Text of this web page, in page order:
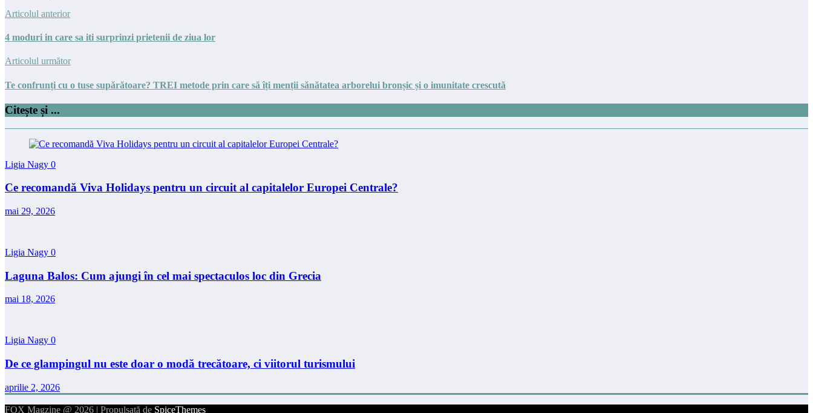
Articolul anterior
4 moduri in care sa iti surprinzi prietenii de ziua lor
Articolul următor
Te confrunți cu o tuse supărătoare? TREI metode prin care să îți menții sănătatea arborelui bronșic și o imunitate crescută
Citește și ...
Ligia Nagy 0
Ce recomandă Viva Holidays pentru un circuit al capitalelor Europei Centrale?
mai 29, 2026
Ligia Nagy 0
Laguna Balos: Cum ajungi în cel mai spectaculos loc din Grecia
mai 18, 2026
Ligia Nagy 0
De ce glampingul nu este doar o modă trecătoare, ci viitorul turismului
aprilie 2, 2026
FOX Magzine @ 2026 | Propulsată de SpiceThemes